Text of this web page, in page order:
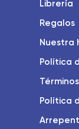
Librería
Regalos
Nuestra
Política
Política